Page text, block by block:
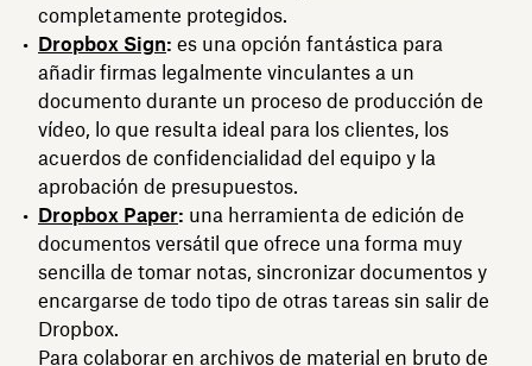
completamente protegidos.
Dropbox Sign: es una opción fantástica para
añadir firmas legalmente vinculantes a un
documento durante un proceso de producción de
vídeo, lo que resulta ideal para los clientes, los
acuerdos de confidencialidad del equipo y la
aprobación de presupuestos.
Dropbox Paper: una herramienta de edición de
documentos versátil que ofrece una forma muy
sencilla de tomar notas, sincronizar documentos y
encargarse de todo tipo de otras tareas sin salir de
Dropbox.
Para colaborar en archivos de material en bruto de